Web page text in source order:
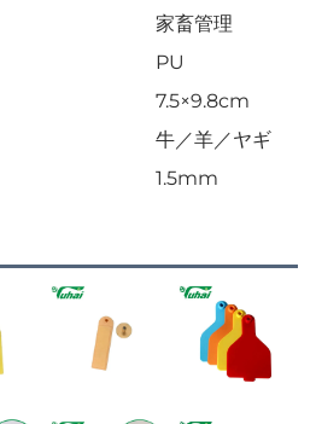
家畜管理
PU
7.5×9.8cm
牛／羊／ヤギ
1.5mm